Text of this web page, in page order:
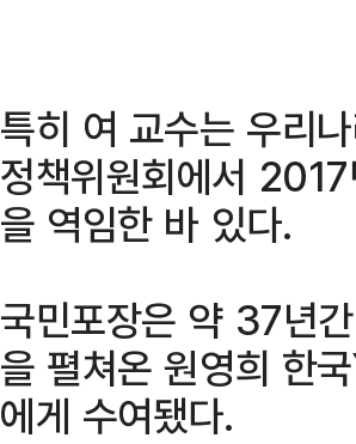
특히 여 교수는 우리
정책위원회에서
을 역임한 바 있다.
국민포장은 약 37년
을 펼쳐온 원영희 한
에게 수여됐다.